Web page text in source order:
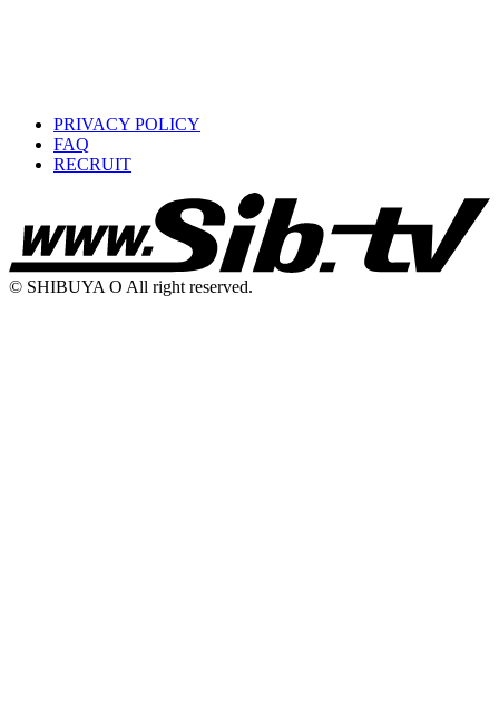
PRIVACY POLICY
FAQ
RECRUIT
© SHIBUYA O All right reserved.